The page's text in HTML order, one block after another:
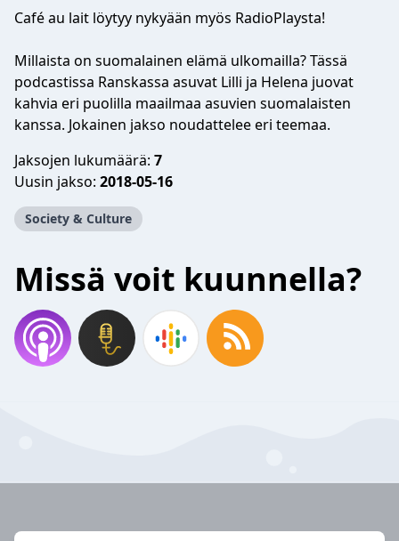
Café au lait löytyy nykyään myös RadioPlaysta!
Millaista on suomalainen elämä ulkomailla? Tässä
podcastissa Ranskassa asuvat Lilli ja Helena juovat
kahvia eri puolilla maailmaa asuvien suomalaisten
kanssa. Jokainen jakso noudattelee eri teemaa.
Jaksojen lukumäärä: 7
Uusin jakso: 2018-05-16
Society & Culture
Missä voit kuunnella?